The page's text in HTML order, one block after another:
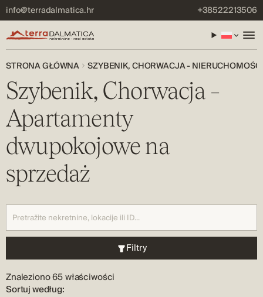
info@terradalmatica.hr +38522213506
STRONA GŁÓWNA SZYBENIK, CHORWACJA -
Szybenik, Chorwacja –
Apartamenty
dwupokojowe na
sprzedaż
Filtry
Znaleziono 65 właściwości
Sortuj według: